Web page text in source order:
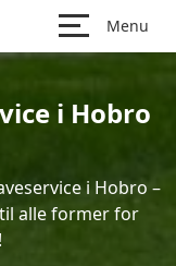
Menu
i Hobro
i Hobro –
alle former for